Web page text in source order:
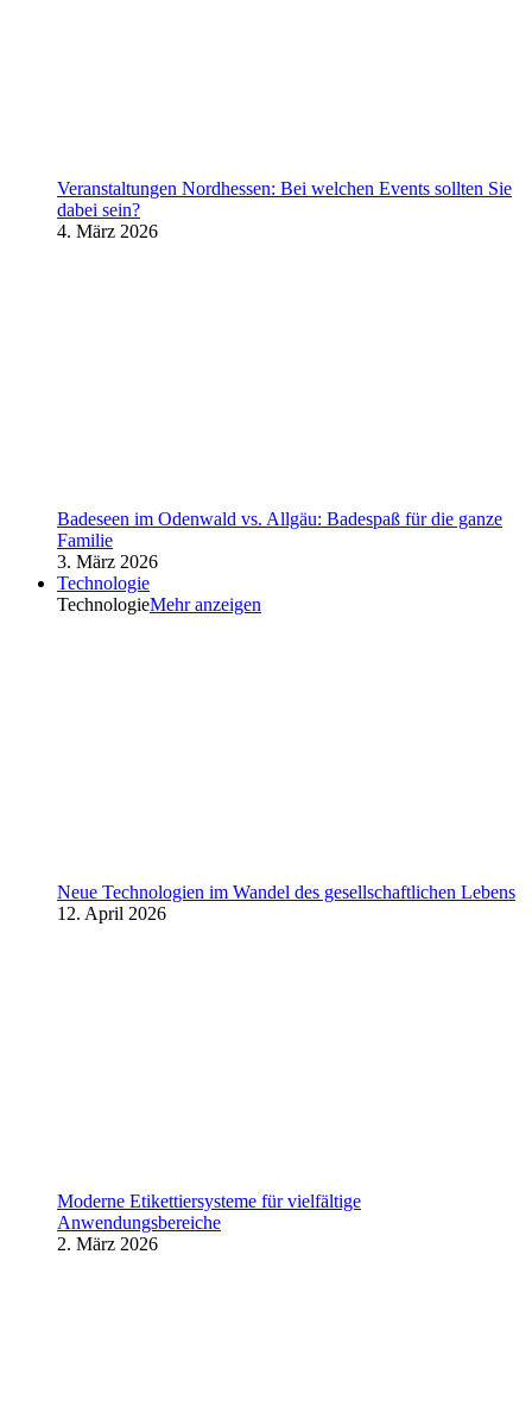
Veranstaltungen Nordhessen: Bei welchen Events sollten Sie
dabei sein?
4. März 2026
Badeseen im Odenwald vs. Allgäu: Badespaß für die ganze
Familie
3. März 2026
Technologie
TechnologieMehr anzeigen
Neue Technologien im Wandel des gesellschaftlichen Lebens
12. April 2026
Moderne Etikettiersysteme für vielfältige
Anwendungsbereiche
2. März 2026